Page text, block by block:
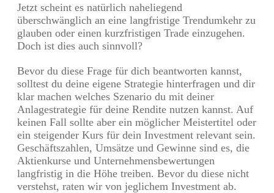
Jetzt scheint es natürlich naheliegend
überschwänglich an eine langfristige Trendumkehr zu
glauben oder einen kurzfristigen Trade einzugehen.
Doch ist dies auch sinnvoll?
Bevor du diese Frage für dich beantworten kannst,
solltest du deine eigene Strategie hinterfragen und dir
klar machen welches Szenario du mit deiner
Anlagestrategie für deine Rendite nutzen kannst. Auf
keinen Fall sollte aber ein möglicher Meistertitel oder
ein steigender Kurs für dein Investment relevant sein.
Geschäftszahlen, Umsätze und Gewinne sind es, die
Aktienkurse und Unternehmensbewertungen
langfristig in die Höhe treiben. Bevor du diese nicht
verstehst, raten wir von jeglichem Investment ab.